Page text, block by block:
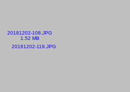
20181202-108.JPG
1.52 MB